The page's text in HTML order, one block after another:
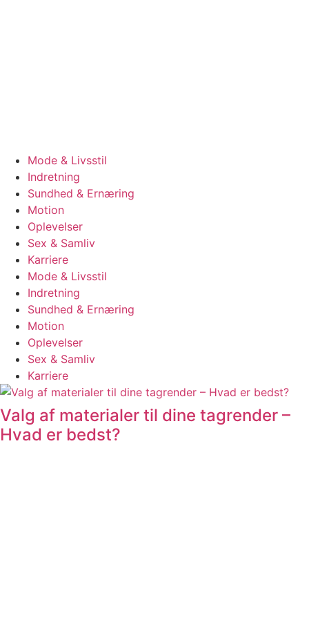
Mode & Livsstil
Indretning
Sundhed & Ernæring
Motion
Oplevelser
Sex & Samliv
Karriere
Mode & Livsstil
Indretning
Sundhed & Ernæring
Motion
Oplevelser
Sex & Samliv
Karriere
Valg af materialer til dine tagrender –
Hvad er bedst?